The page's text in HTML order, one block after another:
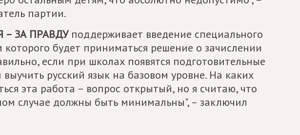
партии.
– ЗА ПРАВДУподдерживает введение специального
которого будет приниматься решение о зачислении
если при школах появятся подготовительные
русский язык на базовом уровне. На каких
эта работа – вопрос открытый, но я считаю, что
случае должны быть минимальны", – заключил